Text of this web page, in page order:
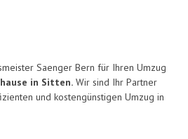
Saenger Bern für Ihren Umzug
in Sitten. Wir sind Ihr Partner
und kostengünstigen Umzug in